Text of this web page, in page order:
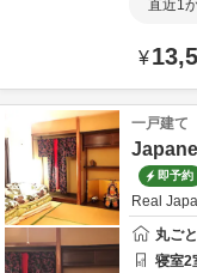
直近1
¥
一戸建て
即予約
Real
丸ご
寝室2